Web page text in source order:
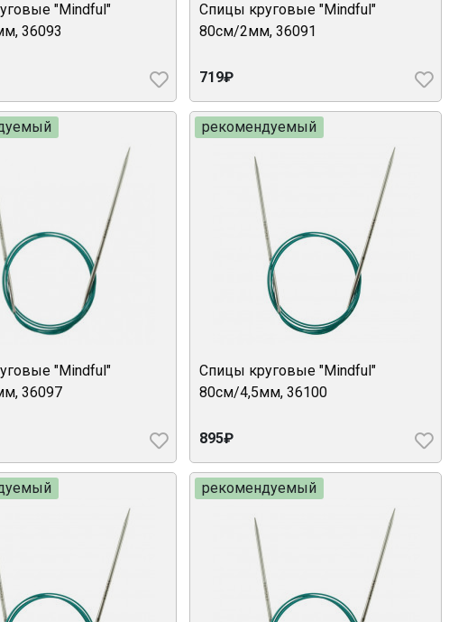
"Mindful"
36093
Спицы круговые "Mindful"
80см/2мм, 36091
719₽
"Mindful"
36097
Спицы круговые "Mindful"
80см/4,5мм, 36100
895₽
рекомендуемый
рекомендуемый